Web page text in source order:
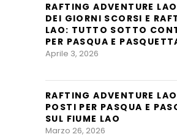
RAFTING ADVENTURE
DEI GIORNI SCORSI E
LAO: TUTTO SOTTO
PER PASQUA E
Aprile 3, 2026
RAFTING ADVENTURE
POSTI PER PASQUA E
SUL FIUME LAO
Marzo 26, 2026